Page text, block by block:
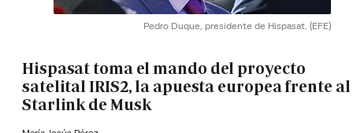
Pedro Duque, presidente de Hispasat. (EFE)
Hispasat toma el mando del proyecto
satelital IRIS2, la apuesta europea frente al
Starlink de Musk